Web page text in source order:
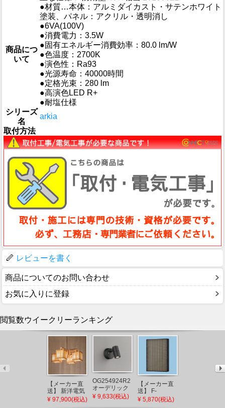
商品につ
いて
●材質…本体：アルミダイカスト・サテンホワイト
塗装、パネル：アクリル・透明消し
●6VA(100V)
●消費電力：3.5W
●固有エネルギー消費効率：80.0 lm/W
●色温度：2700K
●演色性：Ra93
●光源寿命：40000時間
●定格光束：280 lm
●高演色LED R+
●耐塩仕様
シリーズ
名
arkia
取付方法
レビューを書く
商品についてのお問い合わせ
お気に入りに登録
閲覧数ウイークリーランキング
【メーカー直
送】 新洋電気
冊 和風ペンダ
ントライト 白
¥ 97,900(税込)
OG254924R2
オーデリック
屋外用スポッ
¥ 9,633(税込)
【メーカー直
送】 F-
ZSLP40 パナ
ソニック 天井
¥ 5,870(税込)